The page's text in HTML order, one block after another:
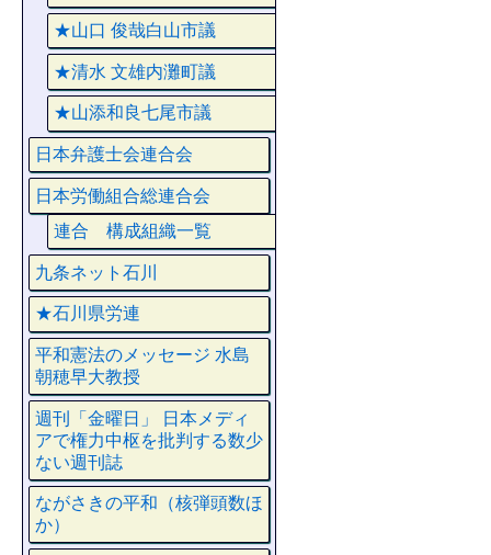
★山口 俊哉白山市議
★清水 文雄内灘町議
★山添和良七尾市議
日本弁護士会連合会
日本労働組合総連合会
連合 構成組織一覧
九条ネット石川
★石川県労連
平和憲法のメッセージ 水島
朝穂早大教授
週刊「金曜日」 日本メディ
アで権力中枢を批判する数少
ない週刊誌
ながさきの平和（核弾頭数ほ
か）